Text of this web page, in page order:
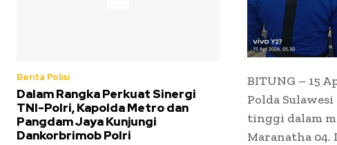
Berita Polisi
Dalam Rangka Perkuat Sinergi
TNI-Polri, Kapolda Metro dan
Pangdam Jaya Kunjungi
Dankorbrimob Polri
BITUNG – 15
Polda
tinggi dalam
Maranatha